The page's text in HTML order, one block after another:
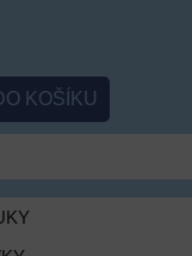
KOŠÍKU